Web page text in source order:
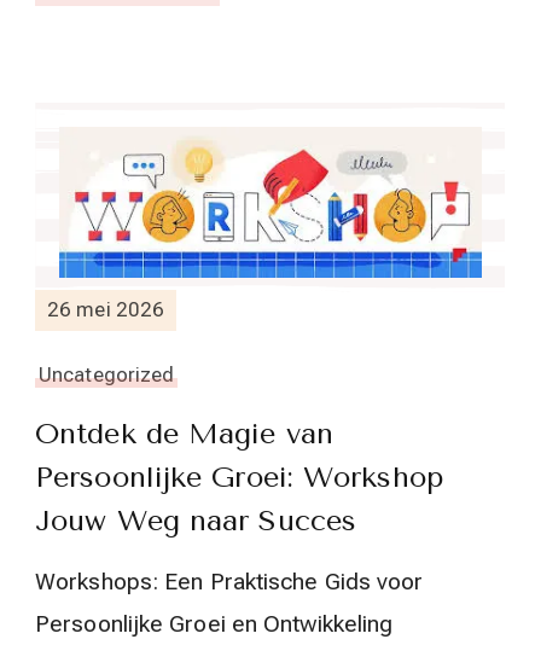
26 mei 2026
Uncategorized
Ontdek de Magie van
Persoonlijke Groei: Workshop
Jouw Weg naar Succes
Workshops: Een Praktische Gids voor
Persoonlijke Groei en Ontwikkeling